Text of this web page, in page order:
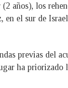
años), los
en el sur de
previas del
ha priorizado